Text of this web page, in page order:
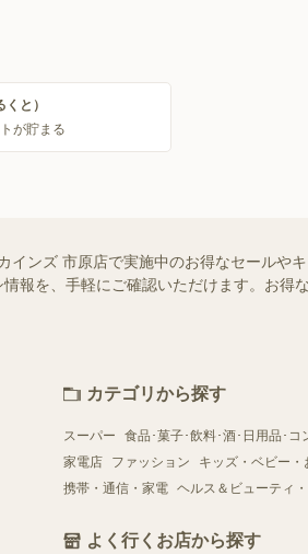
と）
が貯まる
ンズ 市原店で実施中のお得なセールや
報を、手軽にご確認いただけます。お得
カテゴリから探す
スーパー
食品･菓子･飲料･酒･日用品･コ
家電店
ファッション
キッズ・ベビー・
携帯・通信・家電 ヘルス＆ビューティ
よく行くお店から探す